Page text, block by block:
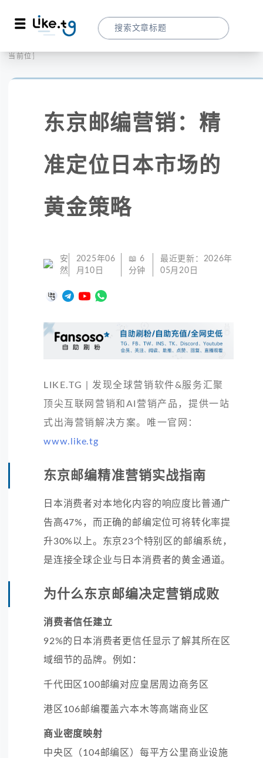
当前位置：
东京邮编营销：精
准定位日本市场的
黄金策略
安
然
2025年06
月10日
📖 6
分钟
最近更新： 2026年
05月20日
LIKE.TG | 发现全球营销软件&服务汇聚
顶尖互联网营销和AI营销产品，提供一站
式出海营销解决方案。唯一官网：
www.like.tg
东京邮编精准营销实战指南
日本消费者对本地化内容的响应度比普通广
告高47%，而正确的邮编定位可将转化率提
升30%以上。东京23个特别区的邮编系统，
是连接全球企业与日本消费者的黄金通道。
为什么东京邮编决定营销成败
消费者信任建立
92%的日本消费者更信任显示了解其所在区
域细节的品牌。例如：
千代田区100邮编对应皇居周边商务区
港区106邮编覆盖六本木等高端商业区
商业密度映射
中央区（104邮编区）每平方公里商业设施